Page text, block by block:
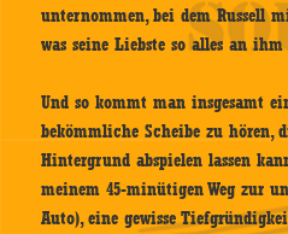
unternommen, bei dem Russell
was seine Liebste so alles an
Und so kommt man insgesamt
bekömmliche Scheibe zu hören,
Hintergrund abspielen lassen
meinem 45-minütigen Weg zur
Auto), eine gewisse